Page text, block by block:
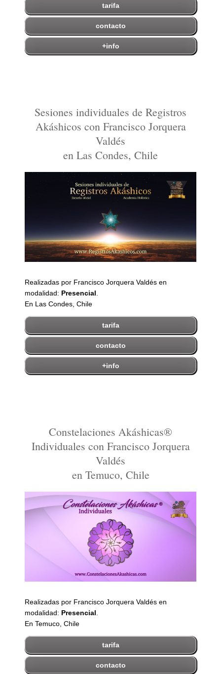
tarifa
contacto
+info
Sesiones individuales de Registros
Akáshicos con Francisco Jorquera
Valdés
en Las Condes, Chile
Realizadas por Francisco Jorquera Valdés en
modalidad: Presencial.
En Las Condes, Chile
tarifa
contacto
+info
Constelaciones Akáshicas®
Individuales con Francisco Jorquera
Valdés
en Temuco, Chile
Realizadas por Francisco Jorquera Valdés en
modalidad: Presencial.
En Temuco, Chile
tarifa
contacto